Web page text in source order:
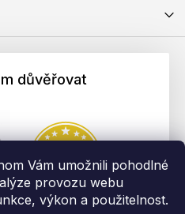
Vám umožnili pohodlné
provozu webu
výkon a použitelnost.
důvěřovat